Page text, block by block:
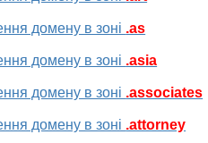
домену в зоні .as
домену в зоні .asia
домену в зоні .associates
домену в зоні .attorney